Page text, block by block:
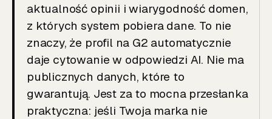
aktualność opinii i wiarygodność domen,
z których system pobiera dane. To nie
znaczy, że profil na G2 automatycznie
daje cytowanie w odpowiedzi AI. Nie ma
publicznych danych, które to
gwarantują. Jest za to mocna przesłanka
praktyczna: jeśli Twoja marka nie